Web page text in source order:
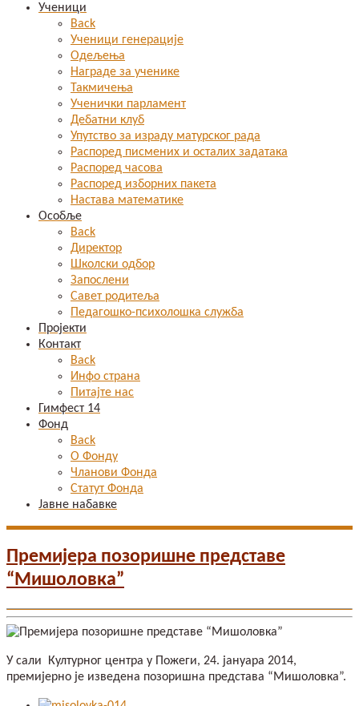
Ученици
Back
Ученици генерације
Одељења
Награде за ученике
Такмичења
Ученички парламент
Дебатни клуб
Упутство за израду матурског рада
Распоред писмених и осталих задатака
Распоред часова
Распоред изборних пакета
Настава математике
Особље
Back
Директор
Школски одбор
Запослени
Савет родитеља
Педагошко-психолошка служба
Пројекти
Контакт
Back
Инфо страна
Питајте нас
Гимфест 14
Фонд
Back
О Фонду
Чланови Фонда
Статут Фонда
Јавне набавке
Премијера позоришне представе
“Мишоловка”
У сали Културног центра у Пожеги, 24. јануара 2014,
премијерно је изведена позоришна представа “Мишоловка”.